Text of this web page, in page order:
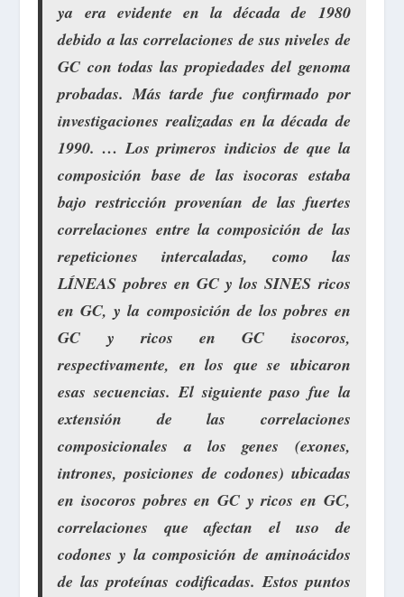
ya era evidente en la década de 1980
debido a las correlaciones de sus niveles de
GC con todas las propiedades del genoma
probadas. Más tarde fue confirmado por
investigaciones realizadas en la década de
1990. … Los primeros indicios de que la
composición base de las isocoras estaba
bajo restricción provenían de las fuertes
correlaciones entre la composición de las
repeticiones intercaladas, como las
LÍNEAS pobres en GC y los SINES ricos
en GC, y la composición de los pobres en
GC y ricos en GC isocoros,
respectivamente, en los que se ubicaron
esas secuencias. El siguiente paso fue la
extensión de las correlaciones
composicionales a los genes (exones,
intrones, posiciones de codones) ubicadas
en isocoros pobres en GC y ricos en GC,
correlaciones que afectan el uso de
codones y la composición de aminoácidos
de las proteínas codificadas. Estos puntos